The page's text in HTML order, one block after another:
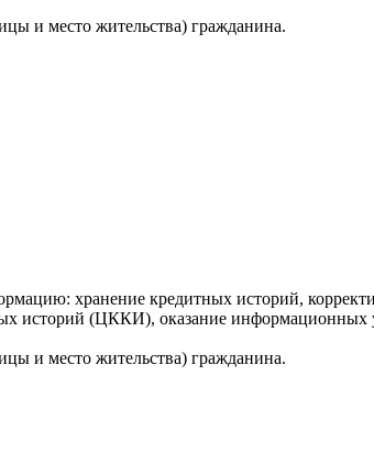
и место жительства) гражданина.
хранение кредитных историй,
историй (ЦККИ), оказание информационных
и место жительства) гражданина.